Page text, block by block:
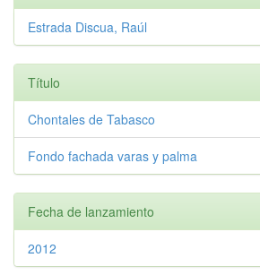
Estrada Discua, Raúl
Título
Chontales de Tabasco
Fondo fachada varas y palma
Fecha de lanzamiento
2012